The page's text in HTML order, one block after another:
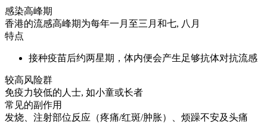
感染高峰期
香港的流感高峰期为每年一月至三月和七, 八月
特点
接种疫苗后约两星期，体内便会产生足够抗体对抗流感
较高风险群
免疫力较低的人士, 如小童或长者
常见的副作用
发烧、注射部位反应（疼痛/红斑/肿胀）、烦躁不安及头痛